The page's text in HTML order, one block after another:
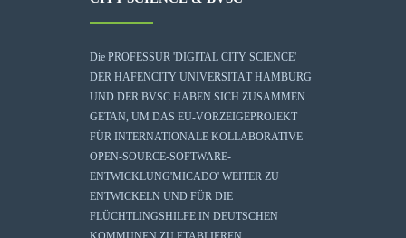
Die PROFESSUR 'DIGITAL CITY SCIENCE'
DER HAFENCITY UNIVERSITÄT HAMBURG
UND DER BVSC HABEN SICH ZUSAMMEN
GETAN, UM DAS EU-VORZEIGEPROJEKT
FÜR INTERNATIONALE KOLLABORATIVE
OPEN-SOURCE-SOFTWARE-
ENTWICKLUNG'MICADO' WEITER ZU
ENTWICKELN UND FÜR DIE
FLÜCHTLINGSHILFE IN DEUTSCHEN